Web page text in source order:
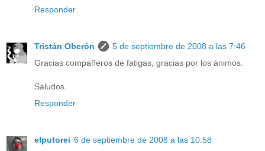
Responder
Tristán Oberón
5 de septiembre de 2008 a las 7:46
Gracias compañeros de fatigas, gracias por los ánimos.
Saludos.
Responder
elputorei 6 de septiembre de 2008 a las 10:58